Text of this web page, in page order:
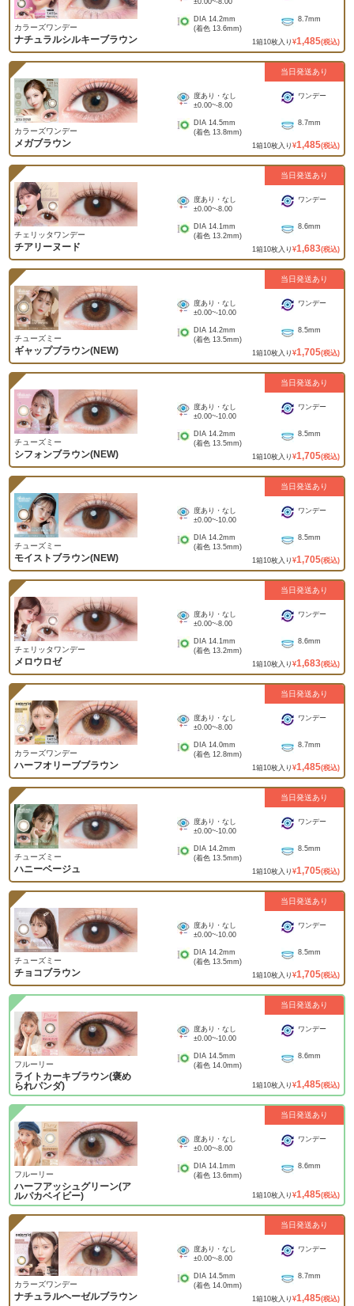
カラーズワンデー
ナチュラルシルキーブラウン
±0.00~-8.00
DIA 14.2mm
(着色 13.6mm)
8.7mm
1箱10枚入り ¥1,485(税込)
当日発送あり
カラーズワンデー
メガブラウン
度あり・なし
±0.00~-8.00
ワンデー
DIA 14.5mm
(着色 13.8mm)
8.7mm
1箱10枚入り ¥1,485(税込)
当日発送あり
チェリッタワンデー
チアリーヌード
度あり・なし
±0.00~-8.00
ワンデー
DIA 14.1mm
(着色 13.2mm)
8.6mm
1箱10枚入り ¥1,683(税込)
当日発送あり
チューズミー
ギャップブラウン(NEW)
度あり・なし
±0.00~-10.00
ワンデー
DIA 14.2mm
(着色 13.5mm)
8.5mm
1箱10枚入り ¥1,705(税込)
当日発送あり
チューズミー
シフォンブラウン(NEW)
度あり・なし
±0.00~-10.00
ワンデー
DIA 14.2mm
(着色 13.5mm)
8.5mm
1箱10枚入り ¥1,705(税込)
当日発送あり
チューズミー
モイストブラウン(NEW)
度あり・なし
±0.00~-10.00
ワンデー
DIA 14.2mm
(着色 13.5mm)
8.5mm
1箱10枚入り ¥1,705(税込)
当日発送あり
チェリッタワンデー
メロウロゼ
度あり・なし
±0.00~-8.00
ワンデー
DIA 14.1mm
(着色 13.2mm)
8.6mm
1箱10枚入り ¥1,683(税込)
当日発送あり
カラーズワンデー
ハーフオリーブブラウン
度あり・なし
±0.00~-8.00
ワンデー
DIA 14.0mm
(着色 12.8mm)
8.7mm
1箱10枚入り ¥1,485(税込)
当日発送あり
チューズミー
ハニーベージュ
度あり・なし
±0.00~-10.00
ワンデー
DIA 14.2mm
(着色 13.5mm)
8.5mm
1箱10枚入り ¥1,705(税込)
当日発送あり
チューズミー
チョコブラウン
度あり・なし
±0.00~-10.00
ワンデー
DIA 14.2mm
(着色 13.5mm)
8.5mm
1箱10枚入り ¥1,705(税込)
当日発送あり
フルーリー
ライトカーキブラウン(褒め
られパンダ)
度あり・なし
±0.00~-10.00
ワンデー
DIA 14.5mm
(着色 14.0mm)
8.6mm
1箱10枚入り ¥1,485(税込)
当日発送あり
フルーリー
ハーフアッシュグリーン(ア
ルパカベイビー)
度あり・なし
±0.00~-8.00
ワンデー
DIA 14.1mm
(着色 13.6mm)
8.6mm
1箱10枚入り ¥1,485(税込)
当日発送あり
カラーズワンデー
ナチュラルヘーゼルブラウン
度あり・なし
±0.00~-8.00
ワンデー
DIA 14.5mm
(着色 14.0mm)
8.7mm
1箱10枚入り ¥1,485(税込)